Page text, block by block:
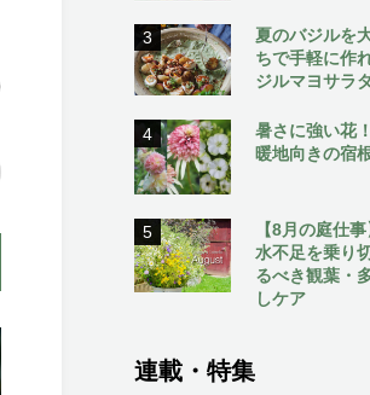
3
夏のバジルを
ちで手軽に作
ジルマヨサラダ
4
暑さに強い花
暖地向きの宿
5
【8月の庭仕
水不足を乗り
るべき観葉・
しケア
連載・特集